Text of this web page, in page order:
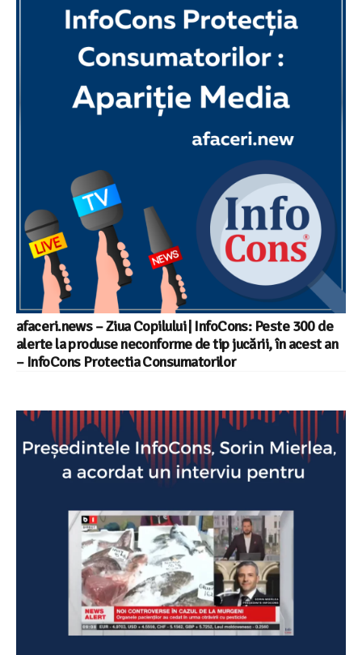
afaceri.news – Ziua Copilului | InfoCons: Peste 300 de
alerte la produse neconforme de tip jucării, în acest an
– InfoCons Protectia Consumatorilor